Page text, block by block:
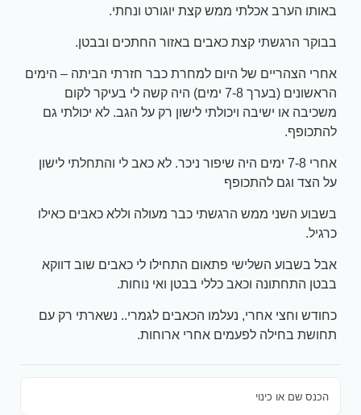
באותו הערב אכלתי ממש קצת יוגורט ונחתי.
בבוקר הרגשתי קצת כאבים באזור החתכים ובבטן.
אחרי הצהריים של היום למחרת כבר חזרתי הביתה – הימים
הראשונים (בערך 7-8 ימים) היה קשה לי בעיקר לקום
משכיבה או ישיבה ויכולתי לישון רק על הגב. לא יכולתי גם
להתכופף.
אחרי 7-8 ימים היה שיפור ניכר. לא כאב לי והתחלתי לישון
על הצד וגם להתכופף
בשבוע השני ממש הרגשתי כבר מעולה וללא כאבים כאילו
כרגיל.
אבל בשבוע השלישי פתאום התחילו לי כאבים שוב דווקא
בבטן התחתונה וכאב כללי בבטן ואי נוחות.
כחודש וחצי אחרי, נעלמו הכאבים לגמרי.. נשארתי רק עם
תחושת בחילה לפעמים אחרי ארוחות.